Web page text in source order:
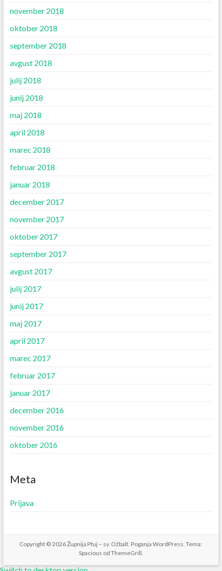
november 2018
oktober 2018
september 2018
avgust 2018
julij 2018
junij 2018
maj 2018
april 2018
marec 2018
februar 2018
januar 2018
december 2017
november 2017
oktober 2017
september 2017
avgust 2017
julij 2017
junij 2017
maj 2017
april 2017
marec 2017
februar 2017
januar 2017
december 2016
november 2016
oktober 2016
Meta
Prijava
Copyright © 2026Župnija Ptuj – sv. Ožbalt. PoganjaWordPress. Tema:
Spacious od ThemeGrill.